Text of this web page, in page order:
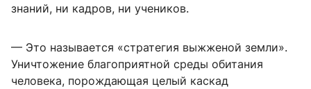
знаний, ни кадров, ни учеников.
— Это называется «стратегия выжженой земли».
Уничтожение благоприятной среды обитания
человека, порождающая целый каскад